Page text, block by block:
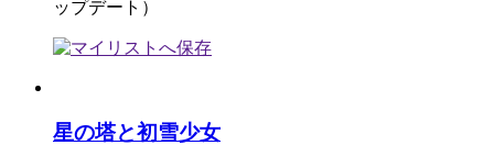
ップデート）
星の塔と初雪少女